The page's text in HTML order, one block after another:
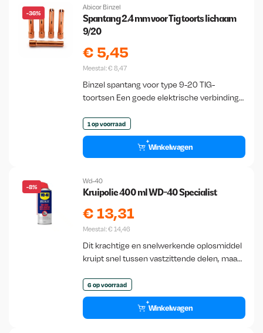
-36%
Abicor Binzel
Spantang 2.4 mm voor Tig toorts lichaam
9/20
€ 5,45
Meestal:€ 8,47
Binzel spantang voor type 9-20 TIG-
toortsen Een goede elektrische verbinding
universele TIG spantang, ook wel klemnippel
genoemd, is geschikt voor…
1 op voorraad
Winkelwagen
-8%
Wd-40
Kruipolie 400 ml WD-40 Specialist
€13,31
Meestal:€ 14,46
Dit krachtige en snelwerkende oplosmiddel
kruipt snel tussen vastzittende delen, maakt
delen dan de reguliere WD-40.
6 op voorraad
Winkelwagen